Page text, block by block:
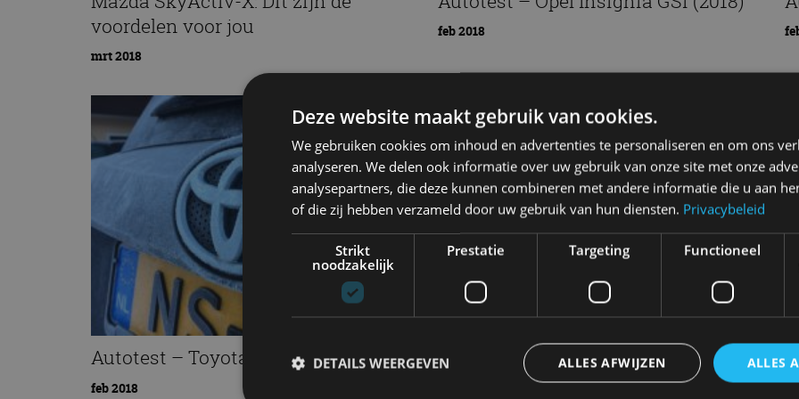
voordelen voor jou
mrt 2018
feb 2018
Autotest – Toyota RAV4 (2018)
feb 2018
Autotest – Deze Volkswagen Tiguan
of toch een Porsche Macan?
Deze website maakt gebruik van cookies.
We gebruiken cookies om inhoud en advertenties te personaliseren en om ons
analyseren. We delen ook informatie over uw gebruik van onze site met onze
analysepartners, die deze kunnen combineren met andere informatie die u aan
of die zij hebben verzameld door uw gebruik van hun diensten. Privacybeleid
Strikt
noodzakelijk
Prestatie Targeting Functioneel
ALLES
ALLES AFWIJZEN
DETAILS WEERGEVEN